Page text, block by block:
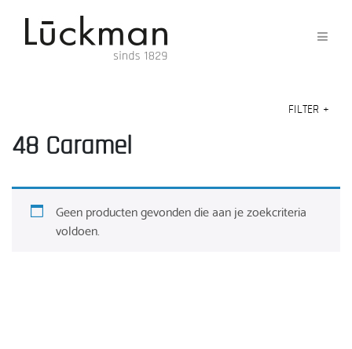
FILTER +
48 Caramel
Geen producten gevonden die aan je zoekcriteria
voldoen.